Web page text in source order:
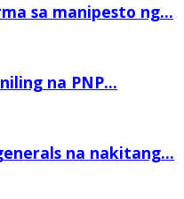
sa manipesto ng...
na PNP...
na nakitang...